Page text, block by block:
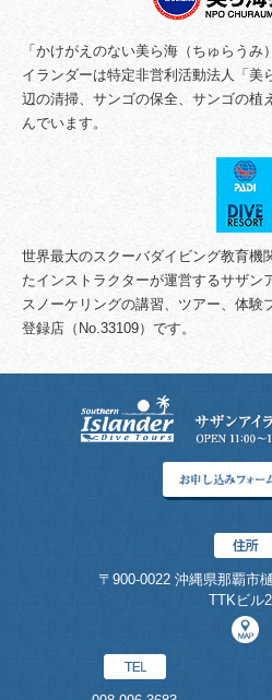
「かけがえのない美ら海（ちゅらう
イランダーは特定非営利活動法人「美
辺の清掃、サンゴの保全、サンゴの植
んでいます。
世界最大のスクーバダイビング教育機
たインストラクターが運営するサザン
スノーケリングの講習、ツアー、体験
登録店（No.33109）です。
〒900-0022 沖縄県那覇市
TTKビル